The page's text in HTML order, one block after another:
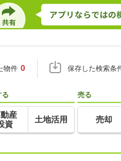
物件 0 保存した検索条
る
産
資
土地活用
売る
売却